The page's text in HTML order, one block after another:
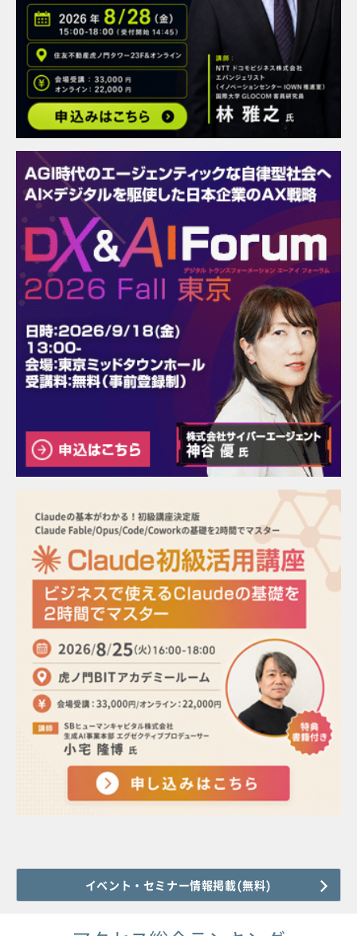
イベント・セミナー情報掲載(無料)